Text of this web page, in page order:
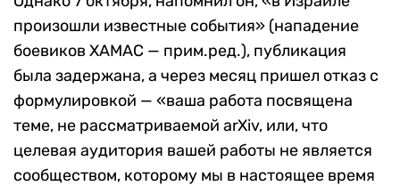
произошли известные события» (нападение
боевиков ХАМАС — прим.ред.), публикация
была задержана, а через месяц пришел отказ с
формулировкой — «ваша работа посвящена
теме, не рассматриваемой arXiv, или, что
целевая аудитория вашей работы не является
сообществом, которому мы в настоящее время